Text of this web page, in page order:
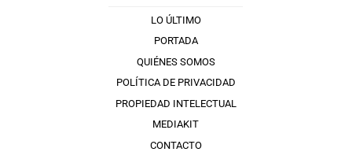
LO ÚLTIMO
PORTADA
QUIÉNES SOMOS
POLÍTICA DE PRIVACIDAD
PROPIEDAD INTELECTUAL
MEDIAKIT
CONTACTO